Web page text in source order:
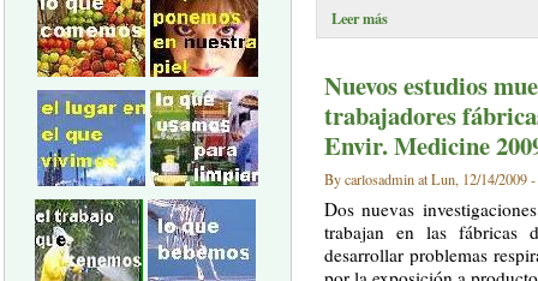
Leer más
Nuevos estudios
trabajadores
Envir. Medicine
By carlosadmin at Lun, 12/14/2009
Dos nuevas
trabajan en las fábricas
desarrollar problemas